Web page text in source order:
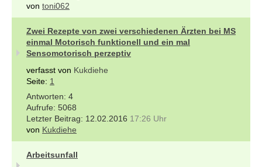
von toni062
Zwei Rezepte von zwei verschiedenen Ärzten bei MS
einmal Motorisch funktionell und ein mal
Sensomotorisch perzeptiv
verfasst von Kukdiehe
Seite: 1
4
5068
12.02.2016 17:26 Uhr
von Kukdiehe
Arbeitsunfall